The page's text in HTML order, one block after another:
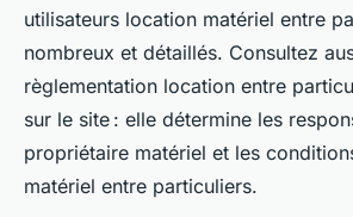
utilisateurs location matériel entre
nombreux et détaillés. Consultez
règlementation location entre
sur le site : elle détermine les
propriétaire matériel et les
matériel entre particuliers.